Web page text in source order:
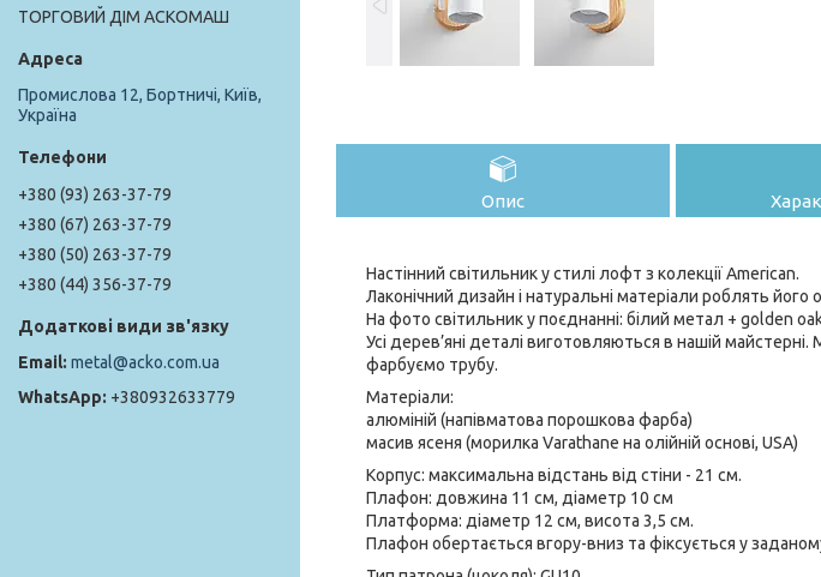
Опис
Настінний світильник у стилі лофт з колекції American.
Лаконічний дизайн і натуральні матеріали роблять
На фото світильник у поєднанні: білий метал + golden
Усі дерев’яні деталі виготовляються в нашій
фарбуємо трубу.
Матеріали:
алюміній (напівматова порошкова фарба)
масив ясеня (морилка Varathane на олійній основі, USA)
Корпус: максимальна відстань від стіни - 21 см.
Плафон: довжина 11 см, діаметр 10 см
Платформа: діаметр 12 см, висота 3,5 см.
Плафон обертається вгору-вниз та фіксується у
ТОРГОВИЙ ДІМ АСКОМАШ
Промислова 12, Бортничі, Київ,
Україна
+380 (93) 263-37-79
+380 (67) 263-37-79
+380 (50) 263-37-79
+380 (44) 356-37-79
metal@acko.com.ua
+380932633779